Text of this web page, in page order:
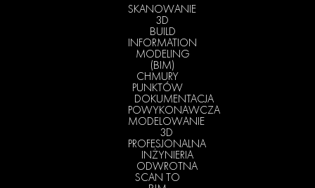
SKANOWANIE
3D
BUILD
INFORMATION
MODELING
(BIM)
CHMURY
PUNKTÓW
DOKUMENTACJA
POWYKONAWCZA
MODELOWANIE
3D
PROFESJONALNA
INŻYNIERIA
ODWROTNA
SCAN TO